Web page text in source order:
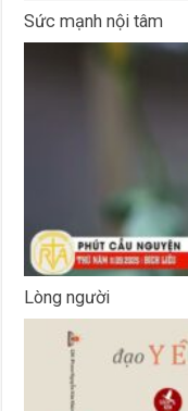
Sức mạnh nội tâm
Lòng người